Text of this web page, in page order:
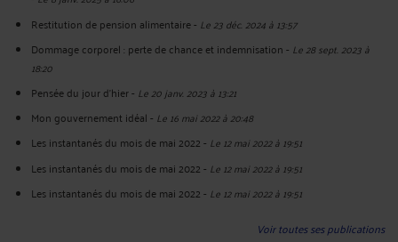
Restitution de pension alimentaire- Le 23 déc. 2024 à 13:57
Dommage corporel : perte de chance et indemnisation- Le 28 sept. 2023 à
18:20
Pensée du jour d'hier- Le 20 janv. 2023 à 13:21
Mon gouvernement idéal- Le 16 mai 2022 à 20:48
Les instantanés du mois de mai 2022- Le 12 mai 2022 à 19:51
Les instantanés du mois de mai 2022- Le 12 mai 2022 à 19:51
Les instantanés du mois de mai 2022- Le 12 mai 2022 à 19:51
Voir toutes ses publications